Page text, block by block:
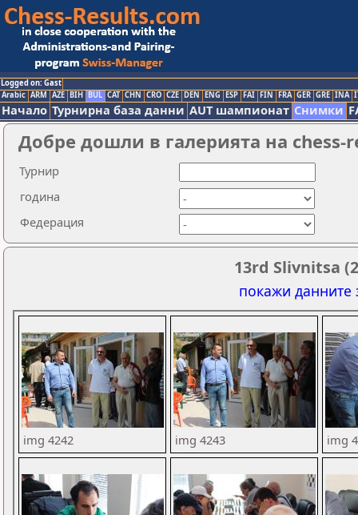
Logged on: Gast
Arabic ARM AZE BIH BUL CAT CHN CRO CZE DEN ENG ESP FAI FIN FRA GER GRE INA
Начало Турнирна база данни AUT шампионат Снимки
Добре дошли в галерията на chess-
Турнир
година
Федерация
13rd Slivnitsa
покажи данните
img 4242 img 4243 img